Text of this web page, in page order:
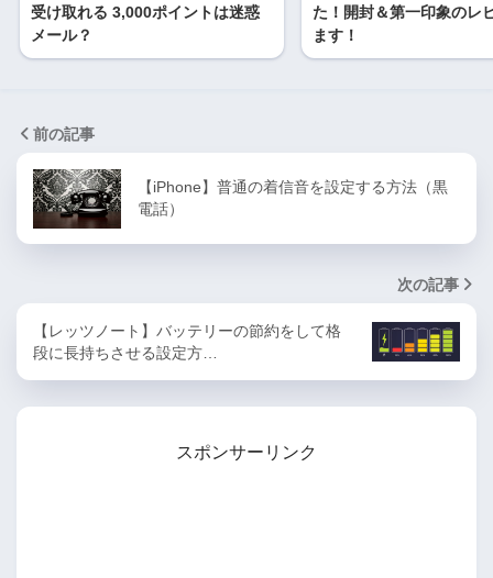
受け取れる 3,000ポイントは迷惑
メール？
た！開封＆第一印象のレ
ます！
前の記事
【iPhone】普通の着信音を設定する方法（黒
電話）
次の記事
【レッツノート】バッテリーの節約をして格
段に長持ちさせる設定方…
スポンサーリンク